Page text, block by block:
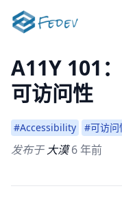
A11Y 101
可访问性
#Accessibility #可访问
发布于大漠6 年前